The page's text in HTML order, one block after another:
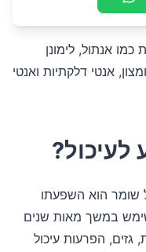
אנתול, לימונן
אנטי דלקתיות ואנטי
לעיכול?
שומר הוא השפעתו
במשך מאות שנים
גזים, הפרעות עיכול